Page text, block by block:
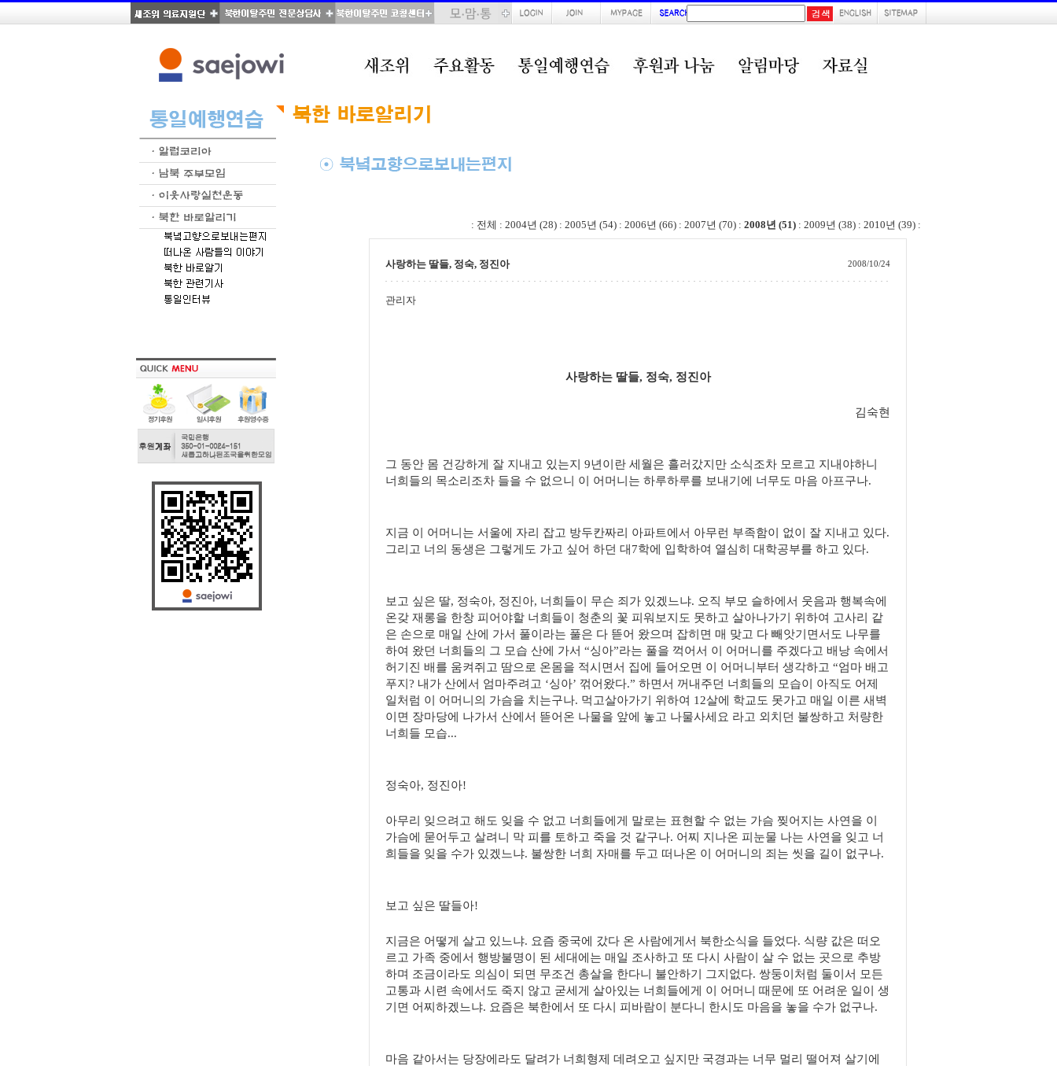
: 전체 : 2004년 (28) : 2005년 (54) : 2006년 (66) : 2007년 (70) : 2008년 (51) : 2009년 (38) : 2010년 (39) :
사랑하는 딸들, 정숙, 정진아 2008/10/24
관리자
사랑하는 딸들, 정숙, 정진아
김숙현
그 동안 몸 건강하게 잘 지내고 있는지 9년이란 세월은 흘러갔지만 소식조차 모르고 지내야하니
너희들의 목소리조차 들을 수 없으니 이 어머니는 하루하루를 보내기에 너무도 마음 아프구나.
지금 이 어머니는 서울에 자리 잡고 방두칸짜리 아파트에서 아무런 부족함이 없이 잘 지내고 있다.
그리고 너의 동생은 그렇게도 가고 싶어 하던 대7학에 입학하여 열심히 대학공부를 하고 있다.
보고 싶은 딸, 정숙아, 정진아, 너희들이 무슨 죄가 있겠느냐. 오직 부모 슬하에서 웃음과 행복속에
온갖 재롱을 한창 피어야할 너희들이 청춘의 꽃 피워보지도 못하고 살아나가기 위하여 고사리 같
은 손으로 매일 산에 가서 풀이라는 풀은 다 뜯어 왔으며 잡히면 매 맞고 다 빼앗기면서도 나무를
하여 왔던 너희들의 그 모습 산에 가서 “싱아”라는 풀을 꺽어서 이 어머니를 주겠다고 배낭 속에서
허기진 배를 움켜쥐고 땀으로 온몸을 적시면서 집에 들어오면 이 어머니부터 생각하고 “엄마 배고
푸지? 내가 산에서 엄마주려고 ‘싱아’ 꺾어왔다.” 하면서 꺼내주던 너희들의 모습이 아직도 어제
일처럼 이 어머니의 가슴을 치는구나. 먹고살아가기 위하여 12살에 학교도 못가고 매일 이른 새벽
이면 장마당에 나가서 산에서 뜯어온 나물을 앞에 놓고 나물사세요 라고 외치던 불쌍하고 처량한
너희들 모습...
정숙아, 정진아!
아무리 잊으려고 해도 잊을 수 없고 너희들에게 말로는 표현할 수 없는 가슴 찢어지는 사연을 이
가슴에 묻어두고 살려니 막 피를 토하고 죽을 것 같구나. 어찌 지나온 피눈물 나는 사연을 잊고 너
희들을 잊을 수가 있겠느냐. 불쌍한 너희 자매를 두고 떠나온 이 어머니의 죄는 씻을 길이 없구나.
보고 싶은 딸들아!
지금은 어떻게 살고 있느냐. 요즘 중국에 갔다 온 사람에게서 북한소식을 들었다. 식량 값은 떠오
르고 가족 중에서 행방불명이 된 세대에는 매일 조사하고 또 다시 사람이 살 수 없는 곳으로 추방
하며 조금이라도 의심이 되면 무조건 총살을 한다니 불안하기 그지없다. 쌍둥이처럼 둘이서 모든
고통과 시련 속에서도 죽지 않고 굳세게 살아있는 너희들에게 이 어머니 때문에 또 어려운 일이 생
기면 어찌하겠느냐. 요즘은 북한에서 또 다시 피바람이 분다니 한시도 마음을 놓을 수가 없구나.
마음 같아서는 당장에라도 달려가 너희형제 데려오고 싶지만 국경과는 너무 멀리 떨어져 살기에